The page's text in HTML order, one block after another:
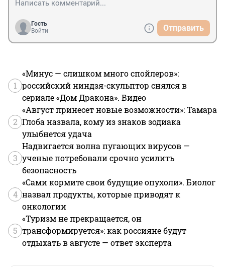
Гость
Войти
Отправить
1
«Минус — слишком много спойлеров»:
российский ниндзя-скульптор снялся в
сериале «Дом Дракона». Видео
2
«Август принесет новые возможности»: Тамара
Глоба назвала, кому из знаков зодиака
улыбнется удача
3
Надвигается волна пугающих вирусов —
ученые потребовали срочно усилить
безопасность
4
«Сами кормите свои будущие опухоли». Биолог
назвал продукты, которые приводят к
онкологии
5
«Туризм не прекращается, он
трансформируется»: как россияне будут
отдыхать в августе — ответ эксперта